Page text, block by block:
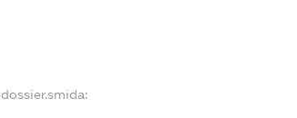
dossier.smida: